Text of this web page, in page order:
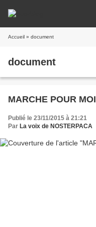
Accueil » document
document
MARCHE POUR MOI
Publié le 23/11/2015 à 21:21
Par La voix de NOSTERPACA